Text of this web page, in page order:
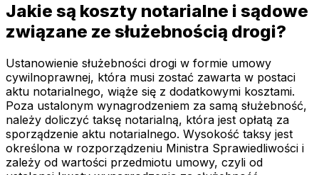
Jakie są koszty notarialne i sądowe
związane ze służebnością drogi?
Ustanowienie służebności drogi w formie umowy
cywilnoprawnej, która musi zostać zawarta w postaci
aktu notarialnego, wiąże się z dodatkowymi kosztami.
Poza ustalonym wynagrodzeniem za samą służebność,
należy doliczyć taksę notarialną, która jest opłatą za
sporządzenie aktu notarialnego. Wysokość taksy jest
określona w rozporządzeniu Ministra Sprawiedliwości i
zależy od wartości przedmiotu umowy, czyli od